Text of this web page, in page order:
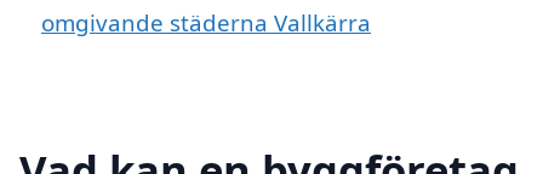
omgivande städerna Vallkärra